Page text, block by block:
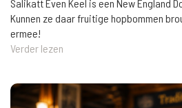
Salikatt Even Keel is een New England
Kunnen ze daar fruitige hopbommen
ermee!
Verder lezen